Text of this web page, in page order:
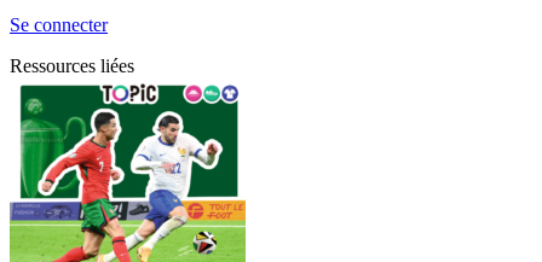
Se connecter
Ressources liées